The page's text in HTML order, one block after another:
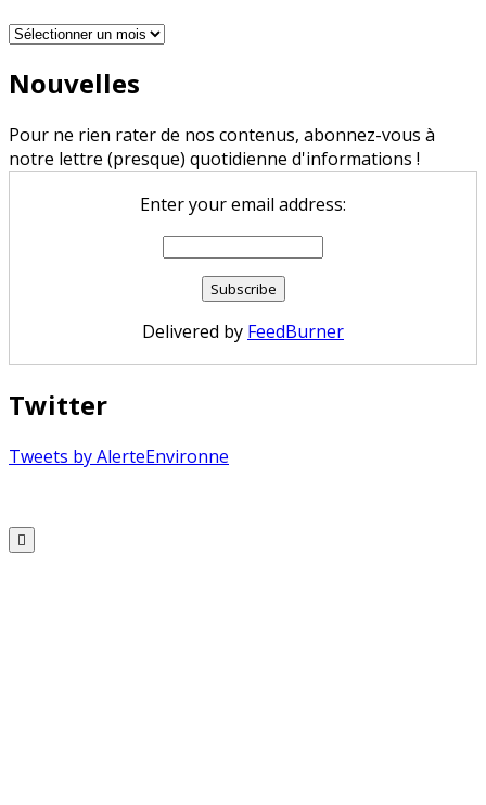
Archives
Nouvelles
Pour ne rien rater de nos contenus, abonnez-vous à
notre lettre (presque) quotidienne d'informations !
Enter your email address:
Delivered by FeedBurner
Twitter
Tweets by AlerteEnvironne
to